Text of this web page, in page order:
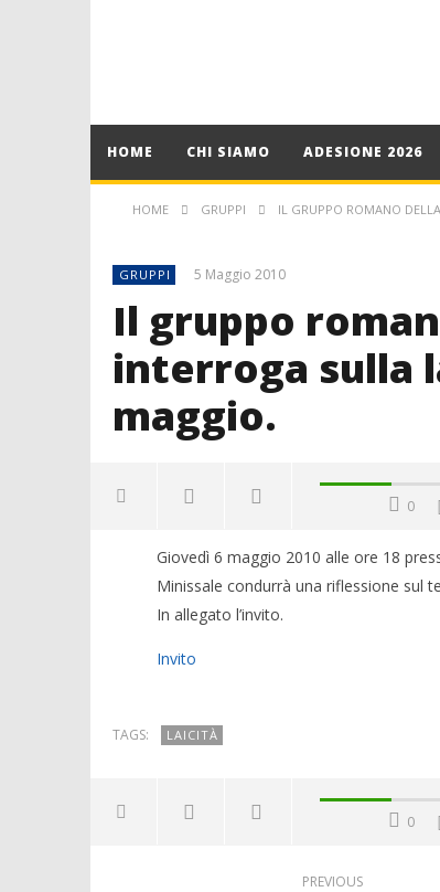
HOME CHI SIAMO ADESIONE 2026
HOME GRUPPI IL GRUPPO ROMANO
GRUPPI 5 Maggio 2010
Il gruppo
interroga sulla
maggio.
0
Giovedì 6 maggio 2010 alle ore 18
Minissale condurrà una riflessione sul
In allegato l’invito.
Invito
TAGS: LAICITÀ
0
PREVIOUS